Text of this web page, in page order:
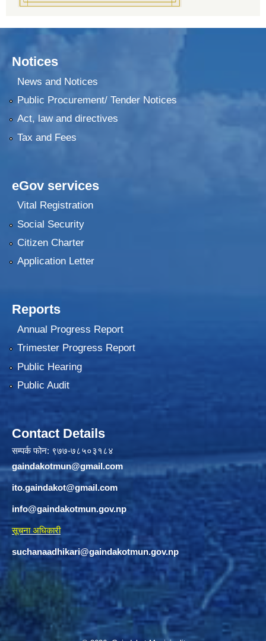
Notices
News and Notices
Public Procurement/ Tender Notices
Act, law and directives
Tax and Fees
eGov services
Vital Registration
Social Security
Citizen Charter
Application Letter
Reports
Annual Progress Report
Trimester Progress Report
Public Hearing
Public Audit
Contact Details
सम्पर्क फोन: ९७७-७८५०३१८४
gaindakotmun@gmail.com
ito.gaindakot@gmail.com
info@gaindakotmun.gov.np
सूचना अधिकारी
suchanaadhikari@gaindakotmun.gov.np